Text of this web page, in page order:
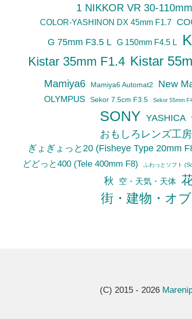
1 NIKKOR VR 30-
COLOR-YASHINON DX 45mm F1.7
G 75mm F3.5 L G 150mm F4.5 L
Kistar 35mm F1.4 Kistar
Mamiya6 Mamiya6 Automat2 New
OLYMPUS Sekor 7.5cm F3.5 Sekor 55mm
SONY YASHICA
おもしろレンズ工
ぎょぎょっと20 (Fisheye Type 20mm
どどっと400 (Tele 400mm F8) ふわっとソフト
秋 空・天気・天体
街・建物・オ
(C) 2015 - 2026